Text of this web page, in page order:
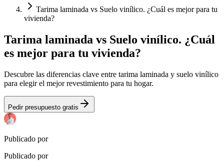
Tarima laminada vs Suelo vinílico. ¿Cuál es mejor para tu
vivienda?
Tarima laminada vs Suelo vinílico. ¿Cuál
es mejor para tu vivienda?
Descubre las diferencias clave entre tarima laminada y suelo vinílico
para elegir el mejor revestimiento para tu hogar.
Pedir presupuesto gratis
Publicado por
Publicado por